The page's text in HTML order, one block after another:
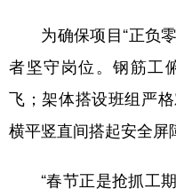
为确保项目“正负零
者坚守岗位。钢筋工
飞；架体搭设班组严
横平竖直间搭起安全屏
“春节正是抢抓工期